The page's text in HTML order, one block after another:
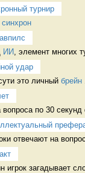
турнир
синхрон
ИИ , элемент многих
удар
это личный брейн
вопроса по 30
отвечают на
игрок загадывает